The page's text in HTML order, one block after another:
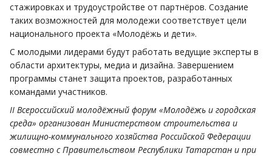
стажировках и трудоустройстве от партнёров. Создание
таких возможностей для молодежи соответствует цели
национального проекта «Молодёжь и дети».
С молодыми лидерами будут работать ведущие эксперты в
области архитектуры, медиа и дизайна. Завершением
программы станет защита проектов, разработанных
командами участников.
II Всероссийский молодёжный форум «Молодёжь и городская
среда» организован Министерством строительства и
жилищно-коммунального хозяйства Российской Федерации
совместно с Правительством Республики Татарстан и при